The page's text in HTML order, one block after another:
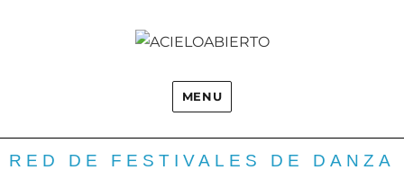
MENU
RED DE FESTIVALES DE DANZA